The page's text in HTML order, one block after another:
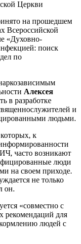
Церкви
на прошедшем
Всероссийской
«Духовно-
поиск
по
Алексея
в разработке
и
людьми.
к
часто возникают
люди
на своем приходе.
не только
он.
«совместно с
рекомендаций для
людей с